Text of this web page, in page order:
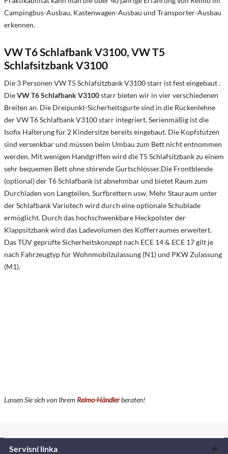
Campingbus-Ausbau, Kastenwagen-Ausbau und Transporter-Ausbau
erkennen.
VW T6 Schlafbank V3100, VW T5
Schlafsitzbank V3100
Die 3 Personen VW T5 Schlafsitzbank V3100 starr ist fest eingebaut .
DieVW T6 Schlafbank V3100starr bieten wir in vier verschiedenen
Breiten an. Die Dreipunkt-Sicherheitsgurte sind in die Rückenlehne
der VW T6 Schlafbank V3100 starr integriert. Serienmäßig ist die
Isofix Halterung für 2 Kindersitze bereits eingebaut. Die Kopfstützen
sind versenkbar und müssen beim Umbau zum Bett nicht entnommen
werden. Mit wenigen Handgriffen wird die T5 Schlafsitzbank zu einem
sehr bequemen Bett ohne störende Gurtschlösser.Die Frontblende
(optional) der T6 Schlafbank ist abnehmbar und bietet Raum zum
Durchladen von Langteilen, Surfbrettern usw. Mehr Stauraum unter
der Schlafbank Variotech wird durch eine optionale Schublade
ermöglicht. Durch das hochschwenkbare Heckpolster der
Klappsitzbank wird das Ladevolumen des Kofferraumes erweitert.
Das TÜV geprüfte Sicherheitskonzept nach ECE 14 & ECE 17 gilt je
nach Fahrzeugtyp für Wohnmobilzulassung (N1) und PKW Zulassung
(M1).
Lassen Sie sich von Ihrem Reimo-Händlerberaten!
Servisní linka